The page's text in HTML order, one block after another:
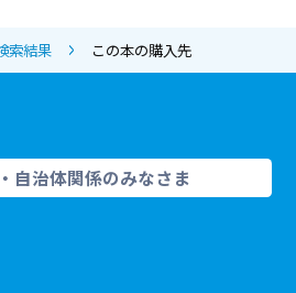
索結果 この本の購入先
自治体関係のみなさま